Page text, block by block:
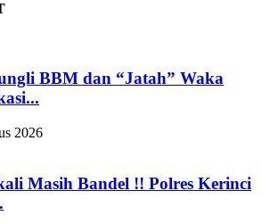
BBM dan “Jatah” Waka
2026
Masih Bandel !! Polres Kerinci